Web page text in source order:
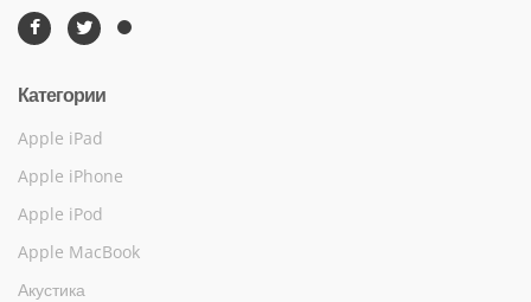
Категории
Apple iPad
Apple iPhone
Apple iPod
Apple MacBook
Акустика